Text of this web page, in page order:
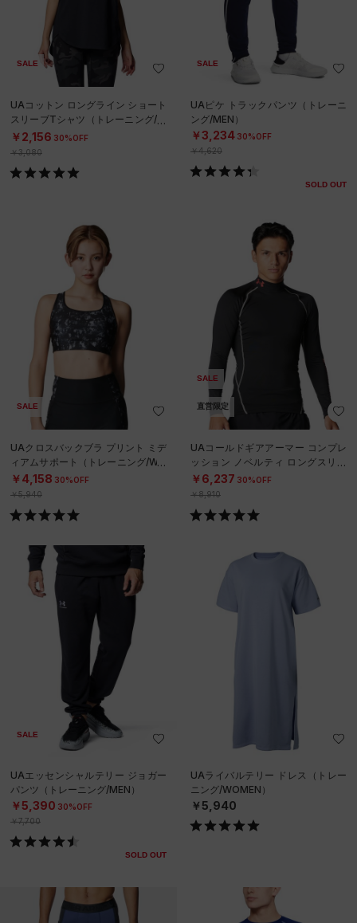
SALE
UAコットン ロングライン ショート
スリーブTシャツ（トレーニング/W
OMEN）
￥2,156 30%OFF
￥3,080
SALE
UAピケ トラックパンツ（トレーニ
ング/MEN）
￥3,234 30%OFF
￥4,620
SOLD OUT
SALE
UAクロスバックブラ プリント ミデ
ィアムサポート（トレーニング/WO
MEN）
￥4,158 30%OFF
￥5,940
SALE
直営限定
UAコールドギアアーマー コンプレ
ッション ノベルティ ロングスリー
ブ モックネック シャツ（トレーニ
ング/
￥6,237 30%OFF
￥8,910
SALE
UAエッセンシャルテリー ジョガー
パンツ（トレーニング/MEN）
￥5,390 30%OFF
￥7,700
SOLD OUT
UAライバルテリー ドレス（トレー
ニング/WOMEN）
￥5,940